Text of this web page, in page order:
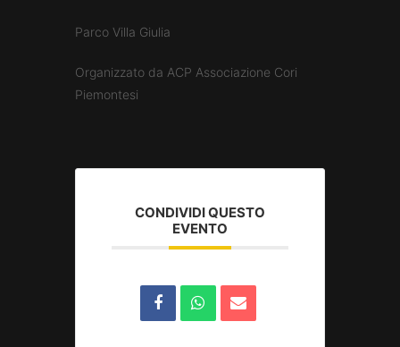
Parco Villa Giulia
Organizzato da ACP Associazione Cori
Piemontesi
CONDIVIDI QUESTO
EVENTO